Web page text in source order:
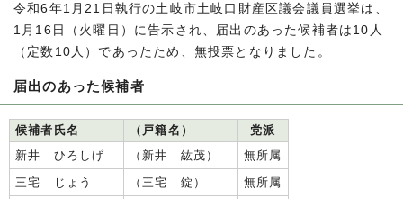
令和6年1月21日執行の土岐市土岐口財産区議会議員選挙は、
1月16日（火曜日）に告示され、届出のあった候補者は10人
（定数10人）であったため、無投票となりました。
届出のあった候補者
候補者氏名 （戸籍名）
党派
新井 ひろしげ
（新井 紘茂）
無所属
三宅 じょう
（三宅 錠）
無所属